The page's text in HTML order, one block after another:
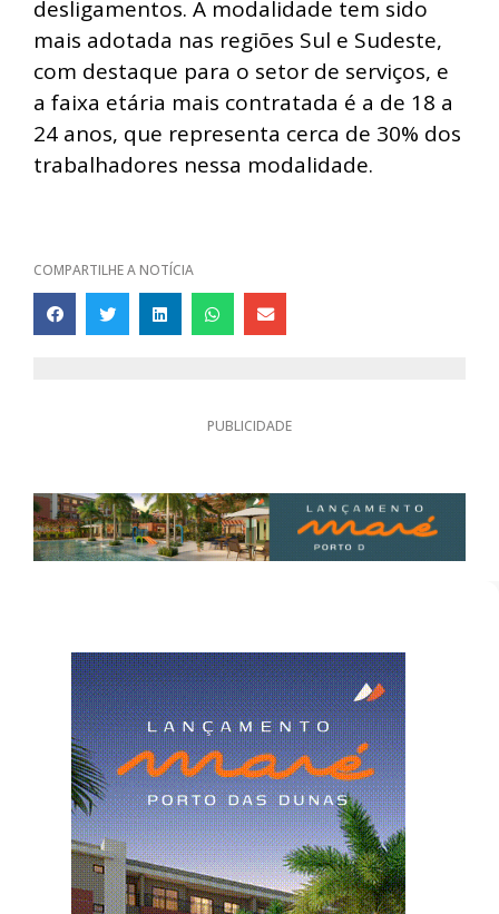
desligamentos. A modalidade tem sido
mais adotada nas regiões Sul e Sudeste,
com destaque para o setor de serviços, e
a faixa etária mais contratada é a de 18 a
24 anos, que representa cerca de 30% dos
trabalhadores nessa modalidade.
COMPARTILHE A NOTÍCIA
PUBLICIDADE